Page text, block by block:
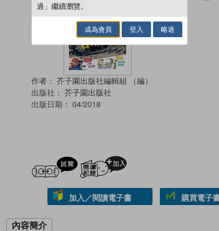
作者： 芥子園出版社編輯組 （編）
出版社： 芥子園出版社
出版日期： 04/2018
試閲
加入／閱讀電子書 購買電子
內容簡介
過」繼續瀏覽。
成為會員 登入 略過